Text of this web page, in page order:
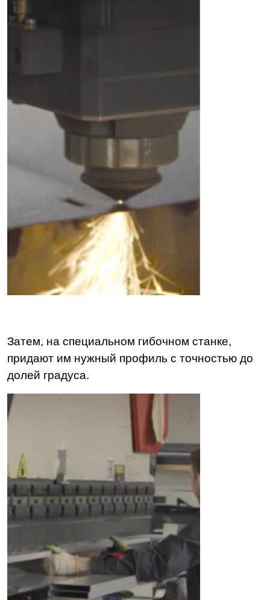
Затем, на специальном гибочном станке,
придают им нужный профиль с точностью до
долей градуса.